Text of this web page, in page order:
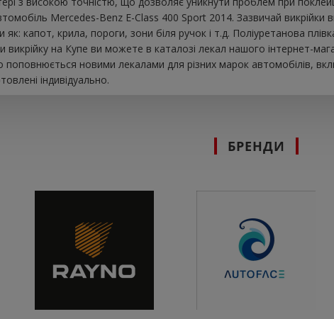
Mercedes-Benz E-Class 400 Sport 2014. Зазвичай
як: капот, крила, пороги, зони біля ручок і т.д. Поліуретанова
викрійку на Купе ви можете в каталозі лекал нашого інтернет-
поповнюється новими лекалами для різних марок автомобілів,
індивідуально.
БРЕНДИ